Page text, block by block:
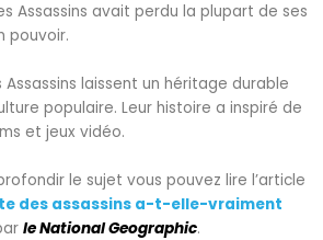
Assassins avait perdu la plupart de ses
pouvoir.
Assassins laissent un héritage durable
populaire. Leur histoire a inspiré de
et jeux vidéo.
le sujet vous pouvez lire l’article
des assassins a-t-elle-vraiment
le National Geographic.